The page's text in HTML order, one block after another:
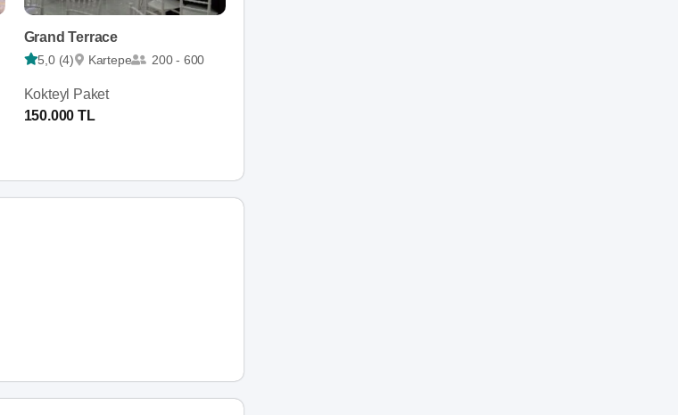
Grand Terrace
5,0 (4) Kartepe 200 - 600
Kokteyl Paket
150.000 TL